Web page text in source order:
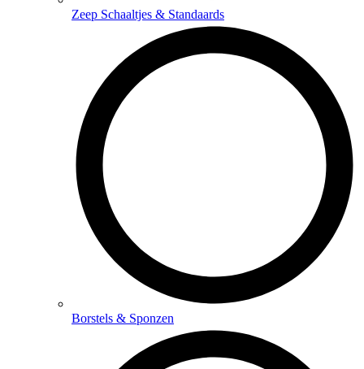
Zeep Schaaltjes & Standaards
Borstels & Sponzen